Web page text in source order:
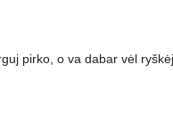
pirko, o va dabar vėl